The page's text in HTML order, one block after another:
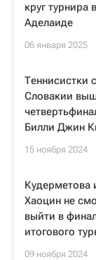
круг турнира в
Аделаиде
06 января 2025
Теннисистки
Словакии
Билли Джин
15 ноября 2024
Кудерметова
Хаоцин не
выйти в
итогового
09 ноября 2024